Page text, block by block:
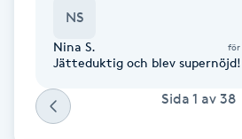
Färgning
NS
Nina S. för
Jätteduktig och blev supernöjd!
Sida 1 av 38